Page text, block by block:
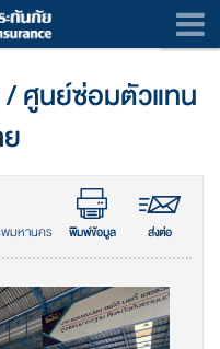
ศูนย์ซ่อมตัวแทน
มหานคร พิมพ์ข้อมูล ส่งต่อ